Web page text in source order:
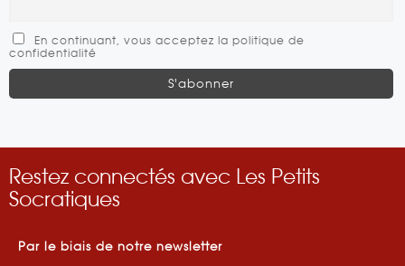
En continuant, vous acceptez la politique de
confidentialité
Restez connectés avec Les Petits
Socratiques
Par le biais de notre newsletter